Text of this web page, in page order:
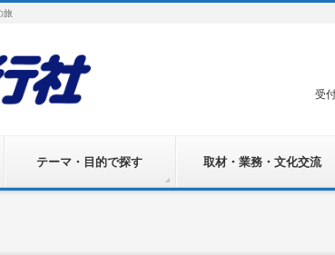
旅
受
テーマ・目的で探す 取材・業務・文化交流